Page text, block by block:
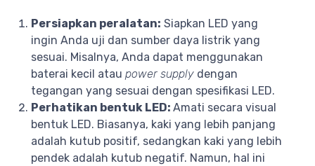
Persiapkan peralatan: Siapkan LED yang
ingin Anda uji dan sumber daya listrik yang
sesuai. Misalnya, Anda dapat menggunakan
baterai kecil atau power supply dengan
tegangan yang sesuai dengan spesifikasi LED.
Perhatikan bentuk LED: Amati secara visual
bentuk LED. Biasanya, kaki yang lebih panjang
adalah kutub positif, sedangkan kaki yang lebih
pendek adalah kutub negatif. Namun, hal ini